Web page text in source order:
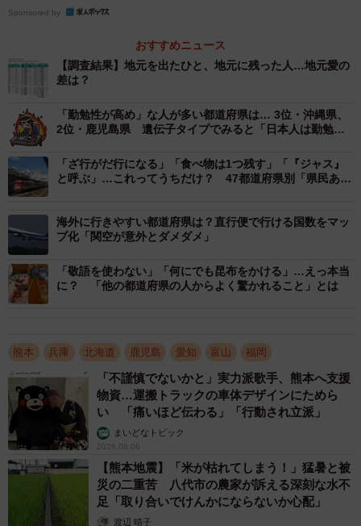
りました。次いで、同率3位「愛知県」「熊本県」（いずれ
反対に、地元を「好き」「まあまあ好き」と答えた割合が
少ない順にみると、47位「岩手県」（56.5％）、同率45位
「茨城県」「山梨県」（いずれも72.6％）、44位「佐賀
県」（75.8％）となっています。
3/5
神戸の夜景（photoAC）
また、「地元を出た人」のなかで地元好きが多い都道府県
を調べたところ、「熊本県」（96.8%）が1位に。次いで、
同率2位「北海道」「鹿児島県」（いずれも95.2%）、同率
4位「千葉県」「三重県」「京都府」「広島県」（いずれも
Sponsored by
おすすめニュース
【調査結果】地元を出たひと、地元に残った人…地元愛の
差は？
「勤勉性が高め」な人が多い都道府県は… 3位・沖縄県、
2位・鹿児島県 遺伝子タイプでみると「日本人は勤勉
「ざ行がだ行になる」「食べ物は1つ残す」「『ジャス』
と呼ぶ」…これってうちだけ？ 47都道府県別「県民ある
海外に行きやすい都道府県は？直行便で行ける国数をマッ
プ化「関空が意外とダメダメ」
「敬語を使わない」「何にでも昆布をかける」…えっ本当
に？ 「他の都道府県の人からよく驚かれること」とは
熊本 兵庫 北海道 鹿児島 愛知 富山 福岡
「不謹慎でないかと」実力派歌手、熊本へ支援
物資…運搬トラックの車体デザインにためら
い 「痛いほど伝わる」「行動され立派」
まいどなトピック
2026.08.06
【熊本地震】「米が枯れてしまう！」猛暑と被
災の二重苦 八代市の農家が訴える深刻な水不
足「取り合いでけんかにならないか心配」
渡辺 晴子